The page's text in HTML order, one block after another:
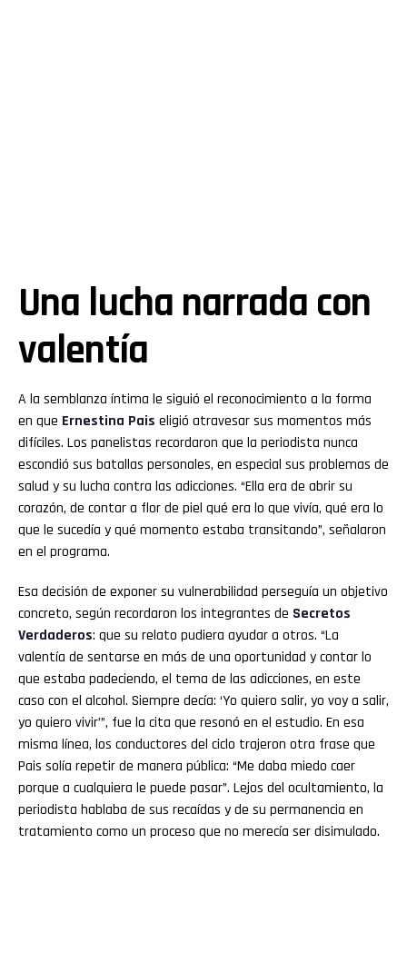
Una lucha narrada con
valentía
A la semblanza íntima le siguió el reconocimiento a la forma
en que Ernestina Pais eligió atravesar sus momentos más
difíciles. Los panelistas recordaron que la periodista nunca
escondió sus batallas personales, en especial sus problemas de
salud y su lucha contra las adicciones. “Ella era de abrir su
corazón, de contar a flor de piel qué era lo que vivía, qué era lo
que le sucedía y qué momento estaba transitando”, señalaron
en el programa.
Esa decisión de exponer su vulnerabilidad perseguía un objetivo
concreto, según recordaron los integrantes de Secretos
Verdaderos: que su relato pudiera ayudar a otros. “La
valentía de sentarse en más de una oportunidad y contar lo
que estaba padeciendo, el tema de las adicciones, en este
caso con el alcohol. Siempre decía: ‘Yo quiero salir, yo voy a salir,
yo quiero vivir’”, fue la cita que resonó en el estudio. En esa
misma línea, los conductores del ciclo trajeron otra frase que
Pais solía repetir de manera pública: “Me daba miedo caer
porque a cualquiera le puede pasar”. Lejos del ocultamiento, la
periodista hablaba de sus recaídas y de su permanencia en
tratamiento como un proceso que no merecía ser disimulado.